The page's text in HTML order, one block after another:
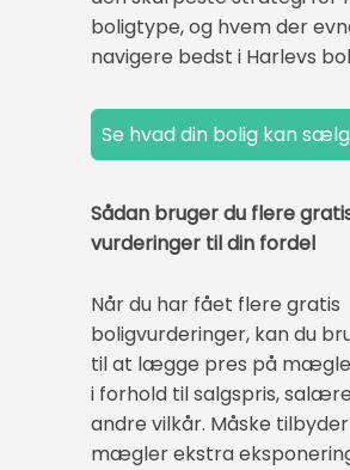
boligtype, og hvem der
navigere bedst i Harlevs
Sådan bruger du flere
vurderinger til din fordel
Når du har fået flere gratis
boligvurderinger, kan du
til at lægge pres på
i forhold til salgspris,
andre vilkår. Måske
mægler ekstra